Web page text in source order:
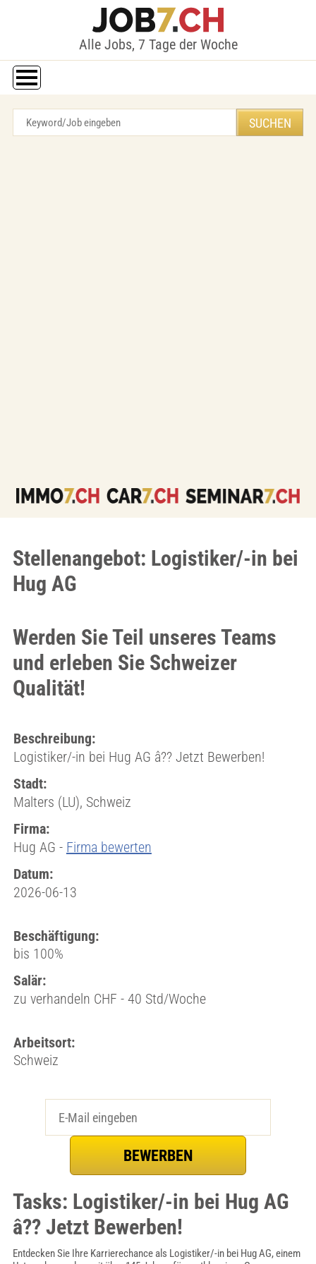
Alle Jobs, 7 Tage der Woche
Stellenangebot: Logistiker/-in bei
Hug AG
Werden Sie Teil unseres Teams
und erleben Sie Schweizer
Qualität!
Beschreibung:
Logistiker/-in bei Hug AG â?? Jetzt Bewerben!
Stadt:
Malters (LU), Schweiz
Firma:
Hug AG - Firma bewerten
Datum:
2026-06-13
Beschäftigung:
bis 100%
Salär:
zu verhandeln CHF - 40 Std/Woche
Arbeitsort:
Schweiz
Tasks: Logistiker/-in bei Hug AG
â?? Jetzt Bewerben!
Entdecken Sie Ihre Karrierechance als Logistiker/-in bei Hug AG, einem